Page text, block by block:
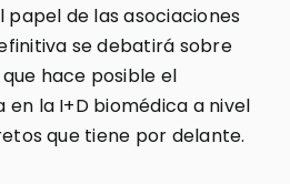
papel de las asociaciones
se debatirá sobre
hace posible el
en la I+D biomédica a nivel
que tiene por delante.